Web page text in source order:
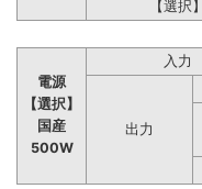
【選択】
電源
【選択】
国産
500W
入力
出力